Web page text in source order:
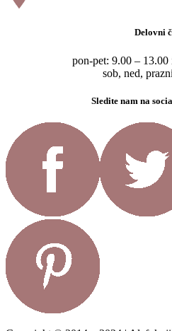
Delovni
pon-pet: 9.00 –
sob, ned,
Sledite nam na